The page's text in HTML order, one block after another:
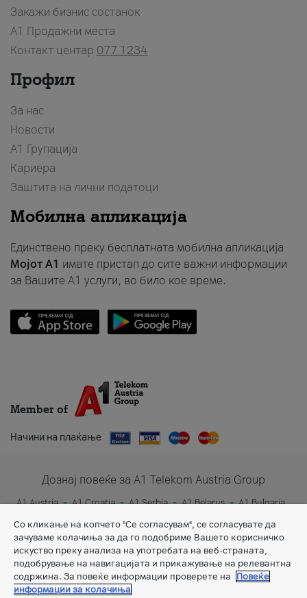
Закажи бизнис состанок
A1 Продажни места
Контакт центар 077 1234
Профил
За нас
Новости
А1 Групација
Кариера
Заштита на лични податоци
Мобилна апликација
Единствено преку бесплатната мобилна апликација
Мојот A1 имате пристап до сите важни информации
за Вашите A1 услуги, во било кое време.
Member of
Начини на плаќање
Дознај повеќе за A1 Telekom Austria Group
A1 Austria A1 Croatia A1 Serbia A1 Belarus
A1 Bulgaria
A1 Slovenia
A1 Digital
Со кликање на копчето "Се согласувам", се согласувате да
зачуваме колачиња за да го подобриме Вашето корисничко
искуство преку анализа на употребата на веб-страната,
подобрување на навигацијата и прикажување на релевантна
содржина. За повеќе информации проверете на
Повеќе
информации за колачиња